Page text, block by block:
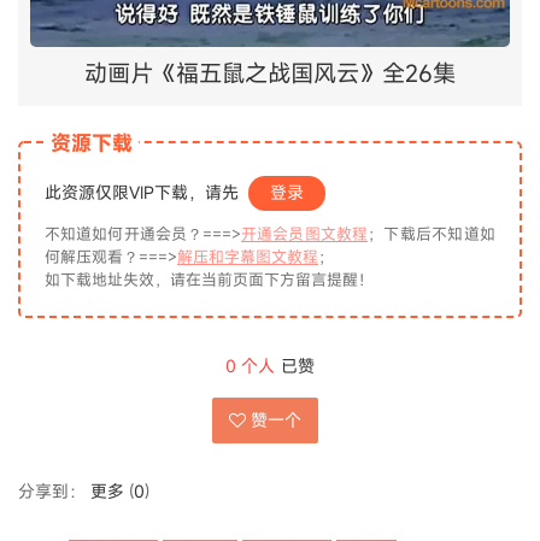
动画片《福五鼠之战国风云》全26集
资源下载
此资源仅限VIP下载，请先 登录
不知道如何开通会员？===>开通会员图文教程；下载后不知道如
何解压观看？===>解压和字幕图文教程；
如下载地址失效，请在当前页面下方留言提醒！
0 个人 已赞
赞一个
分享到： 更多 (0)